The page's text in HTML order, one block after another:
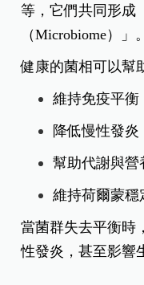
等，它們共同形成
（Microbiome）」。
健康的菌相可以幫
維持免疫平衡
降低慢性發炎
幫助代謝與營
維持荷爾蒙穩
當菌群失去平衡時
性發炎，甚至影響